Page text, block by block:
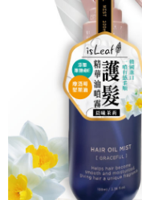
時審查核予不同之上限額
請求用戶進行身份認證。
５．嚴禁一人註冊多個帳號
恩沛科技股份有限公司將